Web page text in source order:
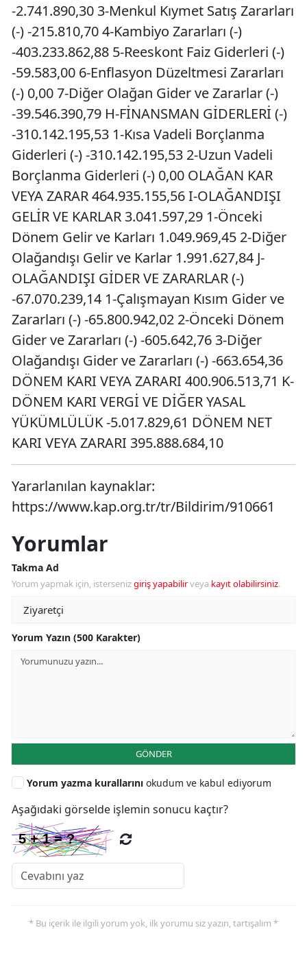
-2.741.890,30 3-Menkul Kıymet Satış Zararları
(-) -215.810,70 4-Kambiyo Zararları (-)
-403.233.862,88 5-Reeskont Faiz Giderleri (-)
-59.583,00 6-Enflasyon Düzeltmesi Zararları
(-) 0,00 7-Diğer Olağan Gider ve Zararlar (-)
-39.546.390,79 H-FİNANSMAN GİDERLERİ (-)
-310.142.195,53 1-Kısa Vadeli Borçlanma
Giderleri (-) -310.142.195,53 2-Uzun Vadeli
Borçlanma Giderleri (-) 0,00 OLAĞAN KAR
VEYA ZARAR 464.935.155,56 I-OLAĞANDIŞI
GELİR VE KARLAR 3.041.597,29 1-Önceki
Dönem Gelir ve Karları 1.049.969,45 2-Diğer
Olağandışı Gelir ve Karlar 1.991.627,84 J-
OLAĞANDIŞI GİDER VE ZARARLAR (-)
-67.070.239,14 1-Çalışmayan Kısım Gider ve
Zararları (-) -65.800.942,02 2-Önceki Dönem
Gider ve Zararları (-) -605.642,76 3-Diğer
Olağandışı Gider ve Zararları (-) -663.654,36
DÖNEM KARI VEYA ZARARI 400.906.513,71 K-
DÖNEM KARI VERGİ VE DİĞER YASAL
YÜKÜMLÜLÜK -5.017.829,61 DÖNEM NET
KARI VEYA ZARARI 395.888.684,10
Yararlanılan kaynaklar:
https://www.kap.org.tr/tr/Bildirim/910661
Yorumlar
Takma Ad
Yorum yapmak için, istersenizgiriş yapabilirveya kayıt olabilirsiniz.
Yorum Yazın (500 Karakter)
GÖNDER
Yorum yazma kurallarını okudum ve kabul ediyorum
Aşağıdaki görselde işlemin sonucu kaçtır?
* Bu içerik ile ilgili yorum yok, ilk yorumu siz yazın, tartışalım *